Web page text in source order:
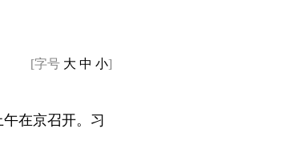
[字号 大 中 小]
在京召开。习